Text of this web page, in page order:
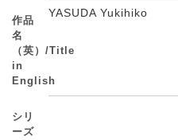
作品
名
（英）/Title
in
English
YASUDA Yukihiko
シリ
ーズ